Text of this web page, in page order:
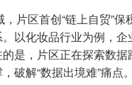
片区首创“链上自贸”
以化妆品行业为例，
是，片区正在探索数
破解“数据出境难”痛点。